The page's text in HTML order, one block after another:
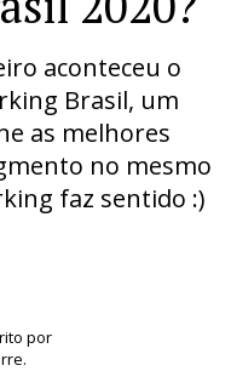
aconteceu o
Brasil, um
as melhores
no mesmo
faz sentido :)
por